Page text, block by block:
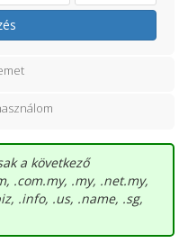
a következő
.com.my, .my, .net.my,
.info, .us, .name, .sg,